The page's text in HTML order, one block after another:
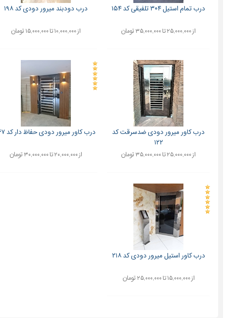
درب تمام استیل ۳۰۴ تلفیقی کد ۱۵۴
از ۲۵,۰۰۰,۰۰۰ تا ۳۵,۰۰۰,۰۰۰ تومان
درب دودبند میرور دودی کد ۱۹۸
از ۱۰,۰۰۰,۰۰۰ تا ۱۵,۰۰۰,۰۰۰ تومان
درب کاور میرور دودی ضدسرقت کد
۱۲۲
از ۲۵,۰۰۰,۰۰۰ تا ۳۵,۰۰۰,۰۰۰ تومان
درب کاور میرور دودی حفاظ دار کد ۱۶۷
از ۲۰,۰۰۰,۰۰۰ تا ۳۰,۰۰۰,۰۰۰ تومان
درب کاور استیل میرور دودی کد ۲۱۸
از ۱۵,۰۰۰,۰۰۰ تا ۲۵,۰۰۰,۰۰۰ تومان